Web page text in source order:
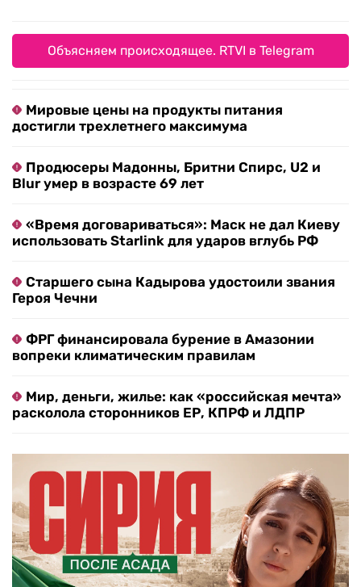
Объясняем происходящее. RTVI в Telegram
Мировые цены на продукты питания
достигли трехлетнего максимума
Продюсеры Мадонны, Бритни Спирс, U2 и
Blur умер в возрасте 69 лет
«Время договариваться»: Маск не дал Киеву
использовать Starlink для ударов вглубь РФ
Старшего сына Кадырова удостоили звания
Героя Чечни
ФРГ финансировала бурение в Амазонии
вопреки климатическим правилам
Мир, деньги, жилье: как «российская мечта»
расколола сторонников ЕР, КПРФ и ЛДПР